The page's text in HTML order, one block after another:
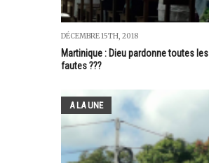
DÉCEMBRE 15TH, 2018
Martinique : Dieu pardonne toutes les
fautes ???
A LA UNE